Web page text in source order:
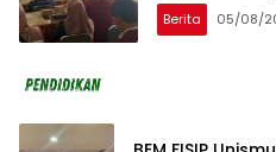
Berita 05/08/